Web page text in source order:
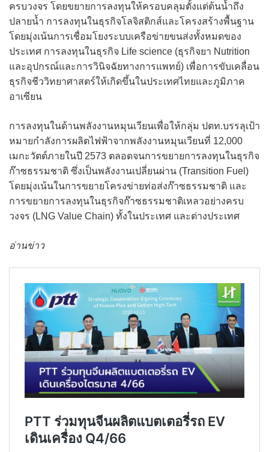
ครบวงจร โดยขยายการลงทุนให้ครอบคลุมตั้งแต่ต้นน้ำถึง
ปลายน้ำ การลงทุนในธุรกิจโลจิสติกส์และโครงสร้างพื้นฐาน
โดยมุ่งเน้นการเชื่อมโยงระบบเครือข่ายขนส่งทั้งหมดของ
ประเทศ การลงทุนในธุรกิจ Life science (ธุรกิจยา Nutrition
และอุปกรณ์และการวินิจฉัยทางการแพทย์) เพื่อการขับเคลื่อน
ธุรกิจชีววิทยาศาสตร์ให้เกิดขึ้นในประเทศไทยและภูมิภาค
อาเซียน
การลงทุนในด้านพลังงานหมุนเวียนเพื่อให้กลุ่ม ปตท.บรรลุเป้า
หมายกำลังการผลิตไฟฟ้าจากพลังงานหมุนเวียนที่ 12,000
เมกะวัตต์ภายในปี 2573 ตลอดจนการขยายการลงทุนในธุรกิจ
ก๊าซธรรมชาติ ซึ่งเป็นพลังงานเปลี่ยนผ่าน (Transition Fuel)
โดยมุ่งเน้นในการขยายโครงข่ายท่อส่งก๊าซธรรมชาติ และ
การขยายการลงทุนในธุรกิจก๊าซธรรมชาติเหลวอย่างครบ
วงจร (LNG Value Chain) ทั้งในประเทศ และต่างประเทศ
อ่านข่าว